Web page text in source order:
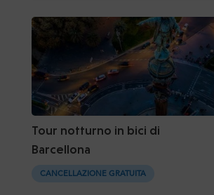
Tour notturno in bici di
Barcellona
CANCELLAZIONE GRATUITA